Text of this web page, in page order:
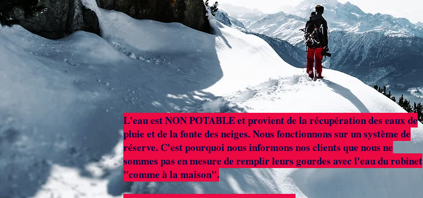
L'eau est NON POTABLE et provient de la récupération des eaux de
pluie et de la fonte des neiges. Nous fonctionnons sur un système de
réserve. C'est pourquoi nous informons nos clients que nous ne
sommes pas en mesure de remplir leurs gourdes avec l'eau du robinet
"comme à la maison".